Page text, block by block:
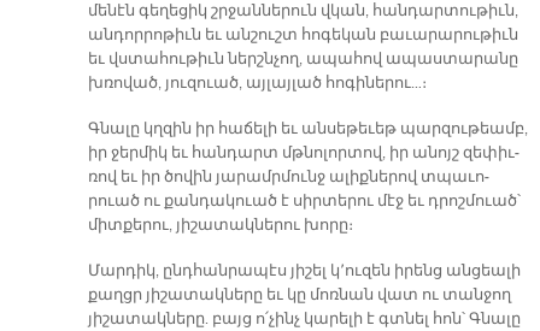
մե­նէն գե­ղե­ցիկ շրջան­նե­րուն վկան, հան­դար­տու­թիւն,
ան­դոր­րո­թիւն եւ ան­շուշտ հո­գե­կան բա­ւա­րա­րու­թիւն
եւ վստա­հու­թիւն ներշն­չող, ա­պա­հով ա­պաս­տա­րա­նը
խռո­ված, յու­զուած, այ­լայ­լած հո­գի­նե­րու…։
Գնա­լը կղզին իր հա­ճե­լի եւ ան­սե­թե­ւեթ պար­զու­թեամբ,
իր ջեր­միկ եւ հան­դարտ մթնո­լոր­տով, իր ա­նոյշ զե­փիւ­
ռով եւ իր ծո­վին յա­րամր­մունջ ա­լիք­նե­րով տպա­ւո­
րուած ու քան­դա­կուած է սիր­տե­րու մէջ եւ դրոշ­մուած՝
միտ­քե­րու, յի­շա­տակ­նե­րու խո­րը։
Մար­դիկ, ընդ­հան­րա­պէս յի­շել կ՚ու­զեն ի­րենց ան­ցեա­լի
քաղցր յի­շա­տակ­նե­րը եւ կը մոռ­նան վատ ու տան­ջող
յի­շա­տակ­նե­րը. բայց ո՛­չինչ կա­րե­լի է գտնել հոն՝ Գնա­լը